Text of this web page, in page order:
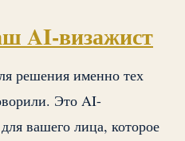
AI-визажист
решения именно тех
Это AI-
вашего лица, которое